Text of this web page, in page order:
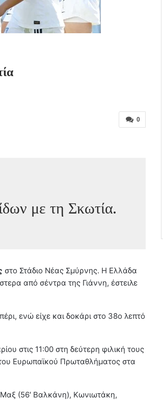
0
με τη Σκωτία.
στο Στάδιο Νέας Σμύρνης. Η Ελλάδα
από σέντρα της Γιάννη, έστειλε
ενώ είχε και δοκάρι στο 38ο λεπτό
στις 11:00 στη δεύτερη φιλική τους
Ευρωπαϊκού Πρωταθλήματος στα
(56′ Βαλκάνη), Κωνιωτάκη,